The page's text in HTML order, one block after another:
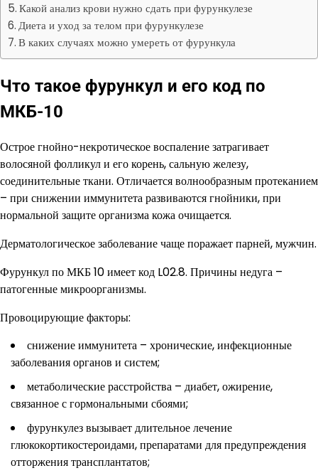
Какой анализ крови нужно сдать при фурункулезе
Диета и уход за телом при фурункулезе
В каких случаях можно умереть от фурункула
Что такое фурункул и его код по
МКБ-10
Острое гнойно-некротическое воспаление затрагивает
волосяной фолликул и его корень, сальную железу,
соединительные ткани. Отличается волнообразным протеканием
– при снижении иммунитета развиваются гнойники, при
нормальной защите организма кожа очищается.
Дерматологическое заболевание чаще поражает парней, мужчин.
Фурункул по МКБ 10 имеет код L02.8. Причины недуга –
патогенные микроорганизмы.
Провоцирующие факторы:
снижение иммунитета – хронические, инфекционные
заболевания органов и систем;
метаболические расстройства – диабет, ожирение,
связанное с гормональными сбоями;
фурункулез вызывает длительное лечение
глюкокортикостероидами, препаратами для предупреждения
отторжения трансплантатов;